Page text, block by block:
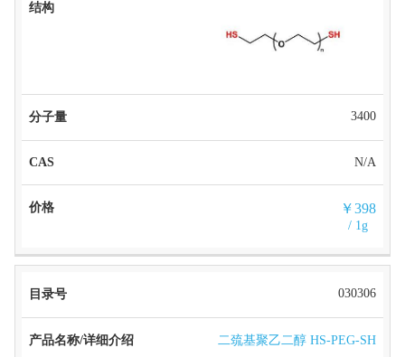
3400
N/A
￥398
/ 1g
030306
二巯基聚乙二醇 HS-PEG-SH